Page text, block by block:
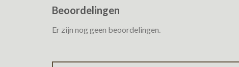
Beoordelingen
Er zijn nog geen beoordelingen.